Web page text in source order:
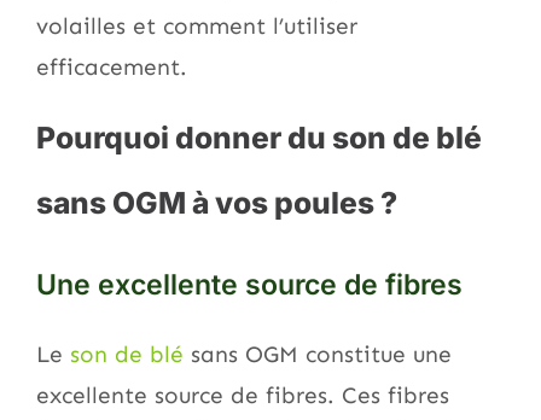
volailles et comment l’utiliser
efficacement.
Pourquoi donner du son de blé
sans OGM à vos poules ?
Une excellente source de fibres
Le son de blé sans OGM constitue une
excellente source de fibres. Ces fibres